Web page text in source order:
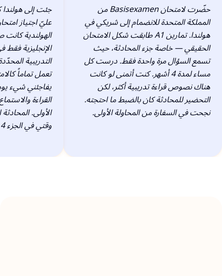
حضّرت لامتحان Basisexamen من
المملكة المتحدة للانضمام إلى شريكي في
هولندا. تمارين A1 طابقت شكل الامتحان
الحقيقي — خاصة جزء المحادثة، حيث
تسمع السؤال مرة واحدة فقط. درست كل
مساء لمدة 4 أشهر. كنت أتمنى لو كانت
هناك نصوص قراءة تدريبية أكثر، لكن
التحضير للمحادثة كان بالضبط ما احتجته.
نجحت في السفارة من المحاولة الأولى.
الهولندية
الإنجليزية فقط
التدريبية
تعمل تماماً
يفاجئني شيء
الأولى.
وقتي في الجزء 4 مع الصور الثلاث.